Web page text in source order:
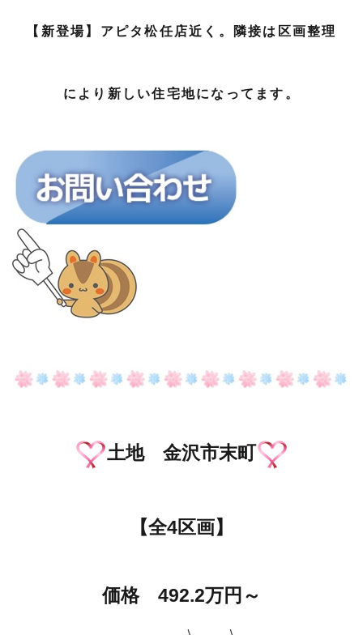
【新登場】アピタ松任店近く。隣接は区画整理
により新しい住宅地になってます。
土地 金沢市末町
【全4区画】
価格 492.2万円～